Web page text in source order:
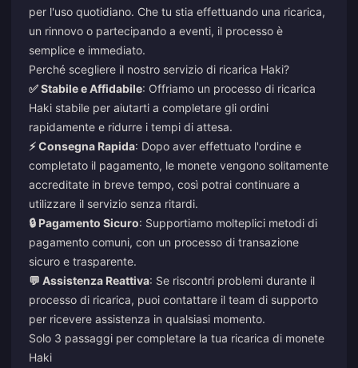
per l'uso quotidiano. Che tu stia effettuando una ricarica,
un rinnovo o partecipando a eventi, il processo è
semplice e immediato.
Perché scegliere il nostro servizio di ricarica Haki?
✅ Stabile e Affidabile: Offriamo un processo di ricarica
Haki stabile per aiutarti a completare gli ordini
rapidamente e ridurre i tempi di attesa.
⚡ Consegna Rapida: Dopo aver effettuato l'ordine e
completato il pagamento, le monete vengono solitamente
accreditate in breve tempo, così potrai continuare a
utilizzare il servizio senza ritardi.
🔒 Pagamento Sicuro: Supportiamo molteplici metodi di
pagamento comuni, con un processo di transazione
sicuro e trasparente.
💬 Assistenza Reattiva: Se riscontri problemi durante il
processo di ricarica, puoi contattare il team di supporto
per ricevere assistenza in qualsiasi momento.
Solo 3 passaggi per completare la tua ricarica di monete
Haki